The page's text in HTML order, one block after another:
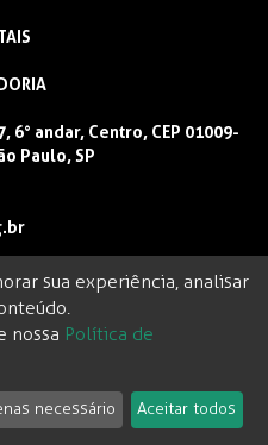
6° andar, Centro, CEP 01009-
Paulo, SP
sua experiência, analisar
nossa Política de
necessário Aceitar todos